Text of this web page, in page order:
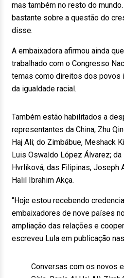
mas também no resto do
bastante sobre a questão do
disse.
A embaixadora afirmou ainda
trabalhado com o Congresso
temas como direitos dos povos
da igualdade racial.
Também estão habilitados a
representantes da China, Zhu
Haj Ali; do Zimbábue, Meshack
Luis Oswaldo López Álvarez; da
Hvrlíková; das Filipinas, Joseph
Halil Ibrahim Akça.
“Hoje estou recebendo
embaixadores de nove países
ampliação das relações e
escreveu Lula em publicação
Conversas com os novos